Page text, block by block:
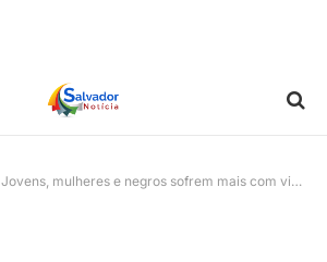
Jovens, mulheres e negros sofrem mais com violência, aponta Fiocruz